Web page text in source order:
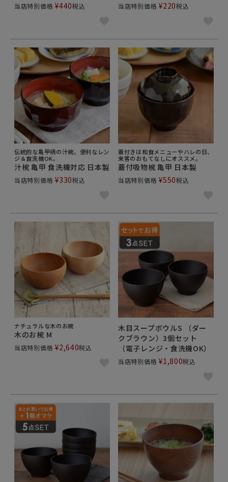
当店特別価格 ¥440税込 当店特別価格 ¥220税込
伝統的な亀甲柄の汁椀。便利なレン
ジ＆食洗機OK。
汁椀 亀甲 食洗機対応 日本製
当店特別価格 ¥330税込
蓋付きは和食メニューやハレの日、
来客のおもてなしにオススメ。
蓋付吸物椀 亀甲 日本製
当店特別価格 ¥550税込
ナチュラルな木のお椀
木のお椀 M
当店特別価格 ¥2,640税込
木目スープボウルS （ダー
クブラウン）3個セット
（電子レンジ・食洗機OK）
当店特別価格 ¥1,800税込